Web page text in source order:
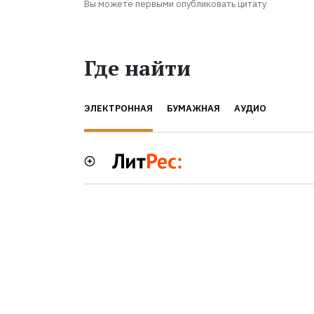
Вы можете первыми опубликовать цитату
Где найти
ЭЛЕКТРОННАЯ БУМАЖНАЯ АУДИО